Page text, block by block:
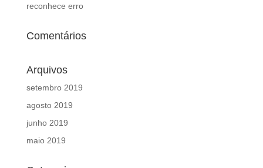
reconhece erro
Comentários
Arquivos
setembro 2019
agosto 2019
junho 2019
maio 2019